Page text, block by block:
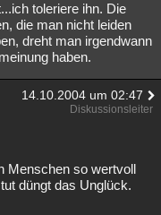
toleriere ihn. Die
die man nicht leiden
dreht man irgendwann
haben.
14.10.2004 um 02:47
Diskussionsleiter
Menschen so wertvoll
düngt das Unglück.